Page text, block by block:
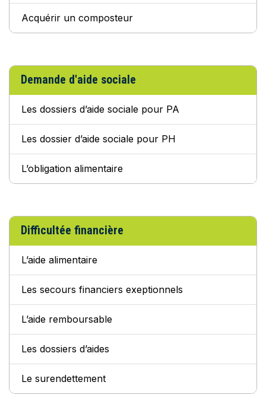
Acquérir un composteur
Demande d'aide sociale
Les dossiers d’aide sociale pour PA
Les dossier d’aide sociale pour PH
L’obligation alimentaire
Difficultée financière
L’aide alimentaire
Les secours financiers exeptionnels
L’aide remboursable
Les dossiers d’aides
Le surendettement